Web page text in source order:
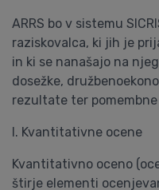
ARRS bo v sistemu
raziskovalca, ki jih je
in ki se nanašajo na
dosežke,
rezultate ter
I. Kvantitativne ocene
Kvantitativno oceno
štirje elementi